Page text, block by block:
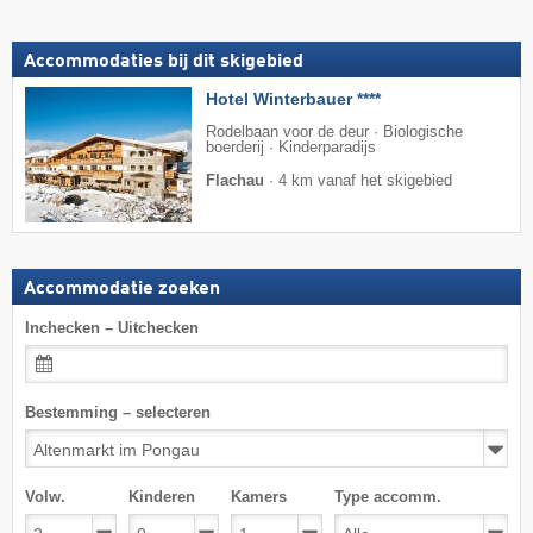
Accommodaties bij dit skigebied
Hotel Winterbauer ****
Rodelbaan voor de deur · Biologische
boerderij · Kinderparadijs
Flachau · 4 km vanaf het skigebied
Accommodatie zoeken
Inchecken – Uitchecken
Bestemming – selecteren
Volw. Kinderen Kamers Type accomm.